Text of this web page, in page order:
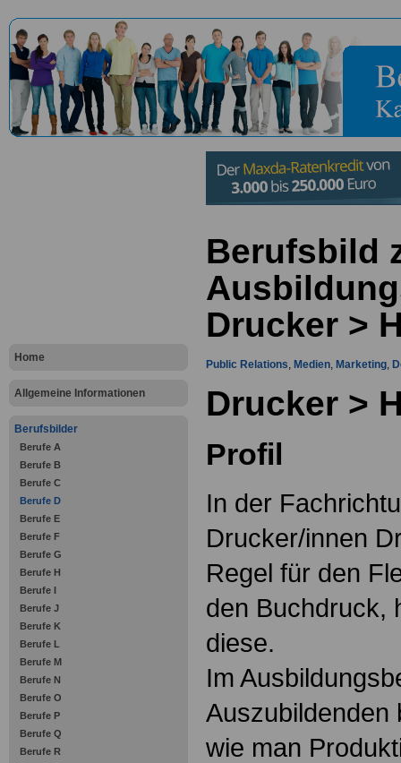
Home
Allgemeine Informationen
Berufsbilder
Berufe A
Berufe B
Berufe C
Berufe D
Berufe E
Berufe F
Berufe G
Berufe H
Berufe I
Berufe J
Berufe K
Berufe L
Berufe M
Berufe N
Berufe O
Berufe P
Berufe Q
Berufe R
Berufsbild
Drucker >
Public Relations, Medien, Marketing,
Drucker >
Profil
In der
Drucker/innen
Regel für den
den Buchdruck,
diese.
Im
Auszubildenden
wie man